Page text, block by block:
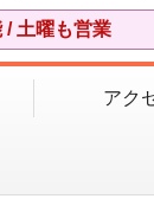
/ 土曜も営業
アク